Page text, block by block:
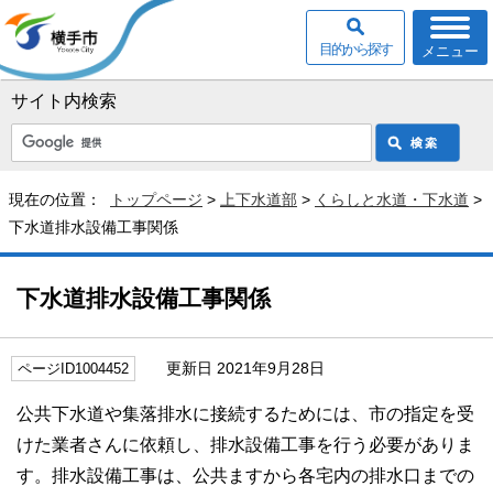
サイト内検索
メニュー
目的から探す
現在の位置： トップページ > 上下水道部 > くらしと水道・下水道 >
下水道排水設備工事関係
下水道排水設備工事関係
ページID1004452 更新日 2021年9月28日
公共下水道や集落排水に接続するためには、市の指定を受
けた業者さんに依頼し、排水設備工事を行う必要がありま
す。排水設備工事は、公共ますから各宅内の排水口までの